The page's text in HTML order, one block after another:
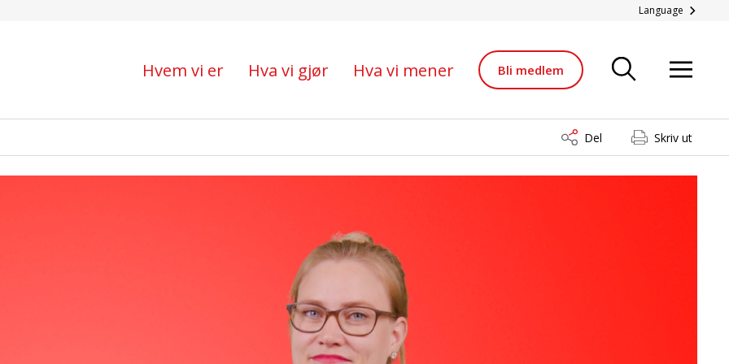
Language
Hvem vi er Hva vi gjør Hva vi mener Bli medlem
Del Skriv ut